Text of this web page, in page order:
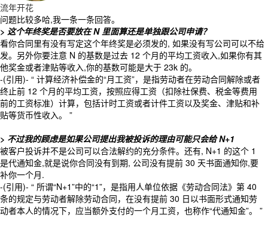
流年开花
问题比较多哈,我一条一条回答。
> 这个年终奖是否要放在 N 里面算还是单独跟公司申请？
看你合同里有没有写定这个年终奖是必须发的, 如果没有写公司可以不给
发。另外你要注意 N 的基数是过去 12 个月的平均工资收入,如果你有其
他奖金或者津贴等收入,你的基数可能是大于 23k 的。
-(引用)- “ 计算经济补偿金的“月工资”，是指劳动者在劳动合同解除或者
终止前 12 个月的平均工资，按照应得工资（扣除社保费、税金等费用
前的工资标准）计算，包括计时工资或者计件工资以及奖金、津贴和补
贴等货币性收入。 ”
> 不过我的顾虑是如果公司提出我被投诉的理由可能只会给 N+1
被客户投诉并不是公司可以合法解约的充分条件。还有, N+1 的这个 1
是代通知金,就是说你合同没有到期, 公司没有提前 30 天书面通知你,要
补你一个月.
-(引用)- “ 所谓“N+1”中的“1”，是指用人单位依据《劳动合同法》第 40
条的规定与劳动者解除劳动合同，在没有提前 30 日以书面形式通知劳
动者本人的情况下，应当额外支付的一个月工资，也称作“代通知金”。 ”